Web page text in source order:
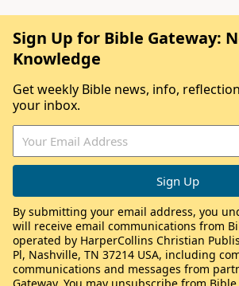
Sign Up for Bible Gateway:
Knowledge
Get weekly Bible news, info,
your inbox.
By submitting your email address, you
will receive email communications from
operated by HarperCollins Christian
Pl, Nashville, TN 37214 USA, including
communications and messages from